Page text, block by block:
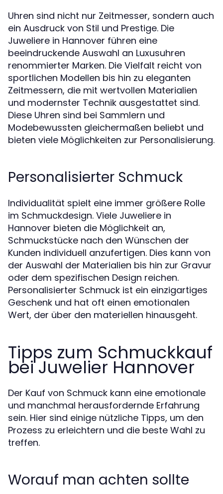
Uhren sind nicht nur Zeitmesser, sondern auch
ein Ausdruck von Stil und Prestige. Die
Juweliere in Hannover führen eine
beeindruckende Auswahl an Luxusuhren
renommierter Marken. Die Vielfalt reicht von
sportlichen Modellen bis hin zu eleganten
Zeitmessern, die mit wertvollen Materialien
und modernster Technik ausgestattet sind.
Diese Uhren sind bei Sammlern und
Modebewussten gleichermaßen beliebt und
bieten viele Möglichkeiten zur Personalisierung.
Personalisierter Schmuck
Individualität spielt eine immer größere Rolle
im Schmuckdesign. Viele Juweliere in
Hannover bieten die Möglichkeit an,
Schmuckstücke nach den Wünschen der
Kunden individuell anzufertigen. Dies kann von
der Auswahl der Materialien bis hin zur Gravur
oder dem spezifischen Design reichen.
Personalisierter Schmuck ist ein einzigartiges
Geschenk und hat oft einen emotionalen
Wert, der über den materiellen hinausgeht.
Tipps zum Schmuckkauf
bei Juwelier Hannover
Der Kauf von Schmuck kann eine emotionale
und manchmal herausfordernde Erfahrung
sein. Hier sind einige nützliche Tipps, um den
Prozess zu erleichtern und die beste Wahl zu
treffen.
Worauf man achten sollte